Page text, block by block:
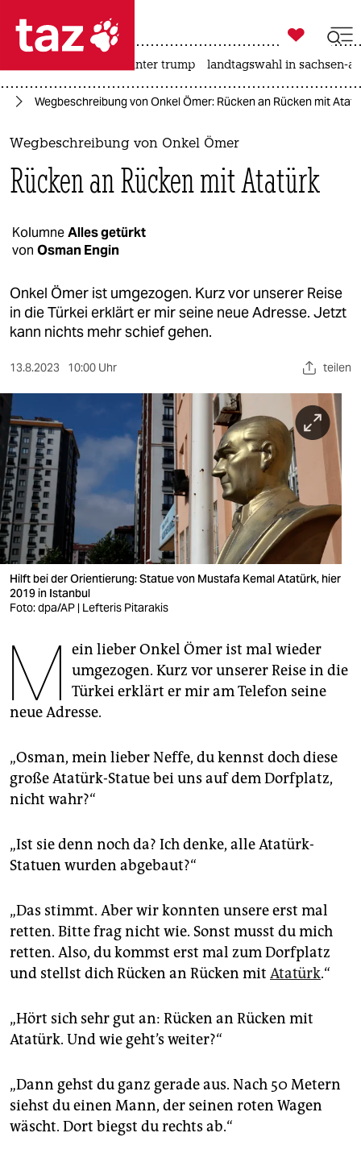
 taz zahl ich
taz zahl ich
themen
politik
gesellschaft
kultur
sport
berlin
nord
wahrheit
verlag
verlag
veranstaltungen
shop
fragen & hilfe
abo
genossenschaft

taz zahl ich
usa unter trump landtagswahl in sachsen-
Wegbeschreibung von Onkel Ömer: Rücken an Rücken mit
Wegbeschreibung von Onkel Ömer
Rücken an Rücken mit Atatürk
KolumneAlles getürkt
von Osman Engin
Onkel Ömer ist umgezogen. Kurz vor unserer Reise
in die Türkei erklärt er mir seine neue Adresse. Jetzt
kann nichts mehr schief gehen.
13.8.2023 10:00 Uhr teilen
Hilft bei der Orientierung: Statue von Mustafa Kemal Atatürk, hier
2019 in Istanbul
Foto: dpa/AP | Lefteris Pitarakis
M ein lieber Onkel Ömer ist mal wieder
umgezogen. Kurz vor unserer Reise in die
Türkei erklärt er mir am Telefon seine
neue Adresse.
„Osman, mein lieber Neffe, du kennst doch diese
große Atatürk-Statue bei uns auf dem Dorfplatz,
nicht wahr?“
„Ist sie denn noch da? Ich denke, alle Atatürk-
Statuen wurden abgebaut?“
„Das stimmt. Aber wir konnten unsere erst mal
retten. Bitte frag nicht wie. Sonst musst du mich
retten. Also, du kommst erst mal zum Dorfplatz
und stellst dich Rücken an Rücken mit Atatürk.“
„Hört sich sehr gut an: Rücken an Rücken mit
Atatürk. Und wie geht’s weiter?“
„Dann gehst du ganz gerade aus. Nach 50 Metern
siehst du einen Mann, der seinen roten Wagen
wäscht. Dort biegst du rechts ab.“